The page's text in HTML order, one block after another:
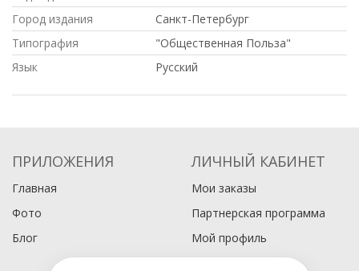
Город издания
Санкт-Петербург
Типография
"Общественная Польза"
Язык
Русский
ПРИЛОЖЕНИЯ
Главная
Фото
Блог
ЛИЧНЫЙ КАБИНЕТ
Мои заказы
Партнерская программа
Мой профиль